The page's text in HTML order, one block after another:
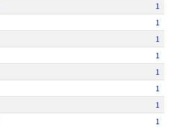
1
1
1
1
1
1
1
1